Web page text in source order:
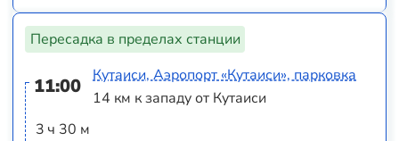
Пересадка в пределах станции
11:00
3 ч 30 м
Кутаиси, Аэропорт «Кутаиси», парковка
14 км к западу от Кутаиси